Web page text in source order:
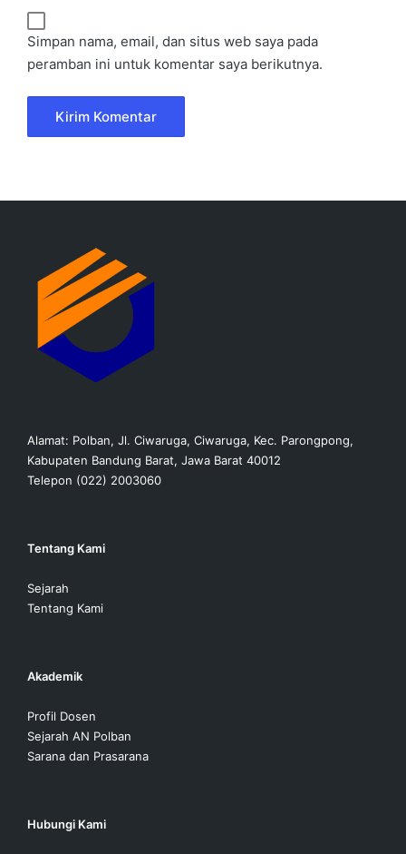
Simpan nama, email, dan situs web saya pada
peramban ini untuk komentar saya berikutnya.
Alamat: Polban, Jl. Ciwaruga, Ciwaruga, Kec. Parongpong,
Kabupaten Bandung Barat, Jawa Barat 40012
Telepon (022) 2003060
Tentang Kami
Sejarah
Tentang Kami
Akademik
Profil Dosen
Sejarah AN Polban
Sarana dan Prasarana
Hubungi Kami